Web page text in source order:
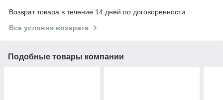
Возврат товара в течение 14 дней по договоренности
Все условия возврата
Подобные товары компании